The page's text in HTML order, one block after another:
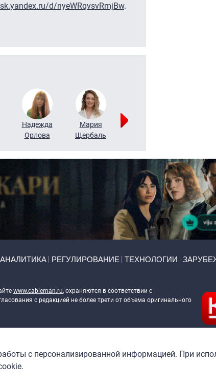
d/nyeWRqvsvRmjBw.
Надежда
Орлова
Мария
Щербаль
АНАЛИТИКА РЕГУЛИРОВАНИЕ ТЕХНОЛОГИИ
www.cableman.ru, охраняются в соответствии с
с редакцией не более трети от объема оригинального
с персонализированной информацией. При